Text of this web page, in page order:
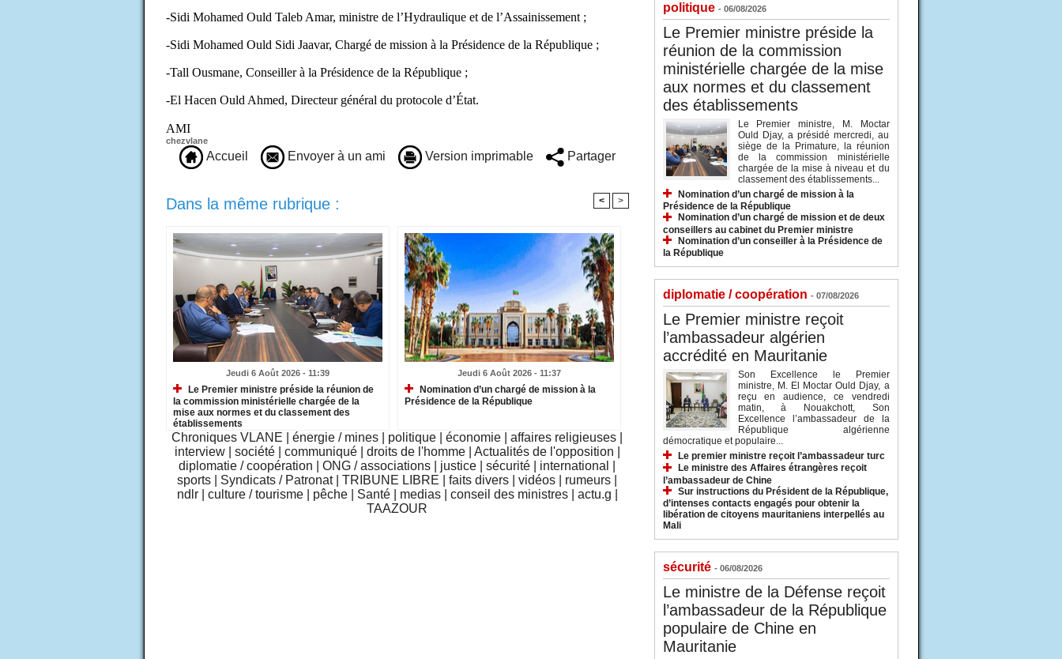
-Sidi Mohamed Ould Taleb Amar, ministre de l’Hydraulique et de l’Assainissement ;
-Sidi Mohamed Ould Sidi Jaavar, Chargé de mission à la Présidence de la République ;
-Tall Ousmane, Conseiller à la Présidence de la République ;
-El Hacen Ould Ahmed, Directeur général du protocole d’État.
AMI
chezvlane
Accueil Envoyer à un ami Version imprimable Partager
Dans la même rubrique : < >
Jeudi 6 Août 2026 - 11:39
Le Premier ministre préside la réunion de
la commission ministérielle chargée de la
mise aux normes et du classement des
établissements
Jeudi 6 Août 2026 - 11:37
Nomination d’un chargé de mission à la
Présidence de la République
Chroniques VLANE énergie / mines politique économie affaires religieuses
interview
société communiqué droits de l'homme Actualités de l'opposition
diplomatie / coopération
ONG / associations justice sécurité international
sports
Syndicats / Patronat TRIBUNE LIBRE faits divers vidéos rumeurs
ndlr
culture / tourisme pêche Santé medias conseil des ministres actu.g
TAAZOUR
politique - 06/08/2026
Le Premier ministre préside la
réunion de la commission
ministérielle chargée de la mise
aux normes et du classement
des établissements
Le Premier ministre, M. Moctar
Ould Djay, a présidé mercredi, au
siège de la Primature, la réunion
de la commission ministérielle
chargée de la mise à niveau et du
classement des établissements...
Nomination d’un chargé de mission à la
Présidence de la République
Nomination d’un chargé de mission et de deux
conseillers au cabinet du Premier ministre
Nomination d’un conseiller à la Présidence de
la République
diplomatie / coopération - 07/08/2026
Le Premier ministre reçoit
l’ambassadeur algérien
accrédité en Mauritanie
Son Excellence le Premier
ministre, M. El Moctar Ould Djay, a
reçu en audience, ce vendredi
matin, à Nouakchott, Son
Excellence l’ambassadeur de la
République algérienne
démocratique et populaire...
Le premier ministre reçoit l’ambassadeur turc
Le ministre des Affaires étrangères reçoit
l’ambassadeur de Chine
Sur instructions du Président de la République,
d’intenses contacts engagés pour obtenir la
libération de citoyens mauritaniens interpellés au
Mali
sécurité - 06/08/2026
Le ministre de la Défense reçoit
l’ambassadeur de la République
populaire de Chine en
Mauritanie